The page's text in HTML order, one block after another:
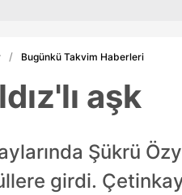
Bugünkü Takvim Haberleri
aşk
Şükrü
girdi.